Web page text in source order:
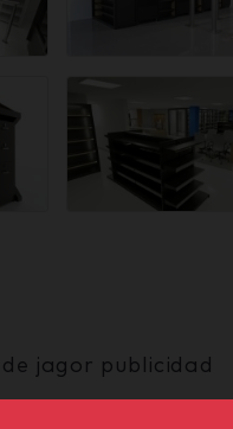
jagor publicidad